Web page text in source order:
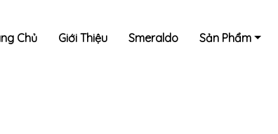
Chủ
Giới Thiệu Smeraldo Sản Phẩm